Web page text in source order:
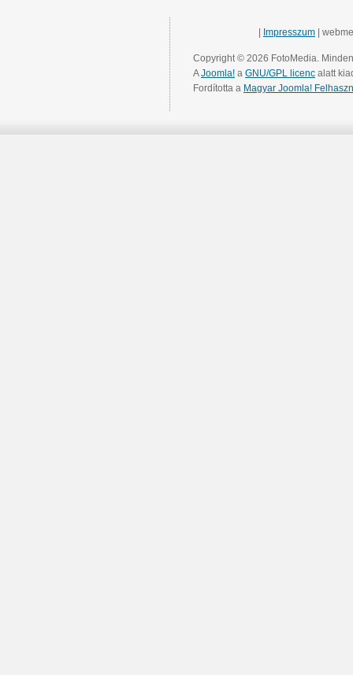
Impresszum |
Copyright © 2026 FotoMedia.
AJoomla! a GNU/GPL licenc alatt
Fordította a Magyar Joomla!